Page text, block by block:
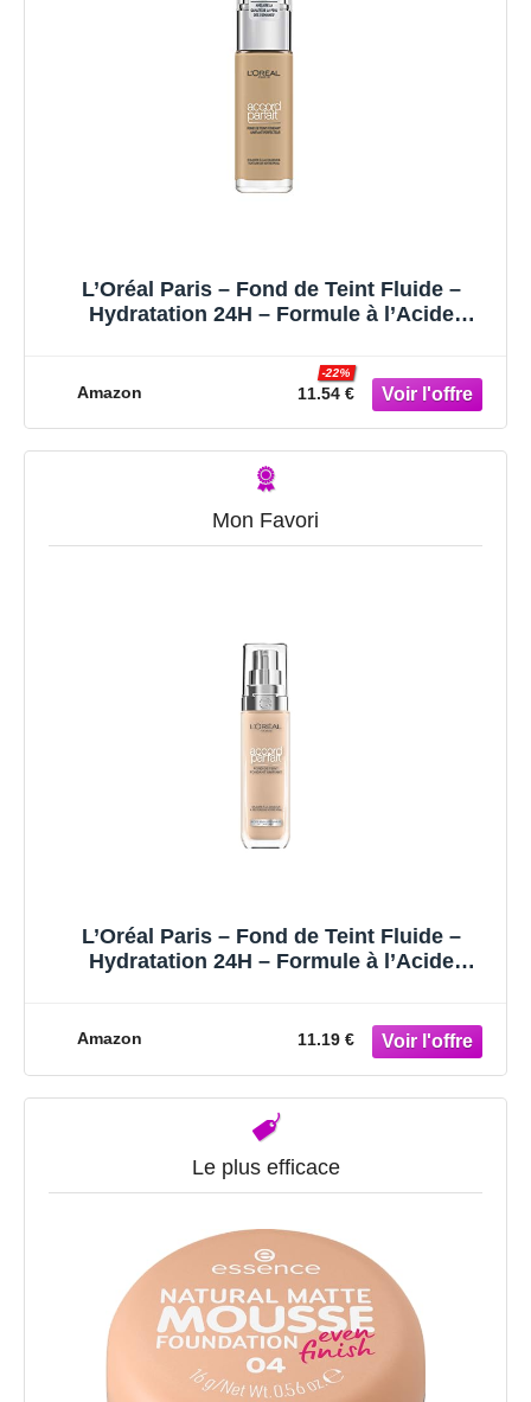
L’Oréal Paris – Fond de Teint Fluide –
Hydratation 24H – Formule à l’Acide
Teinte : Beige Doré (3.D) – Accord Parfait –
Amazon 11.54 €
-22%
Mon Favori
L’Oréal Paris – Fond de Teint Fluide –
Hydratation 24H – Formule à l’Acide
Amazon 11.19 €
Le plus efficace